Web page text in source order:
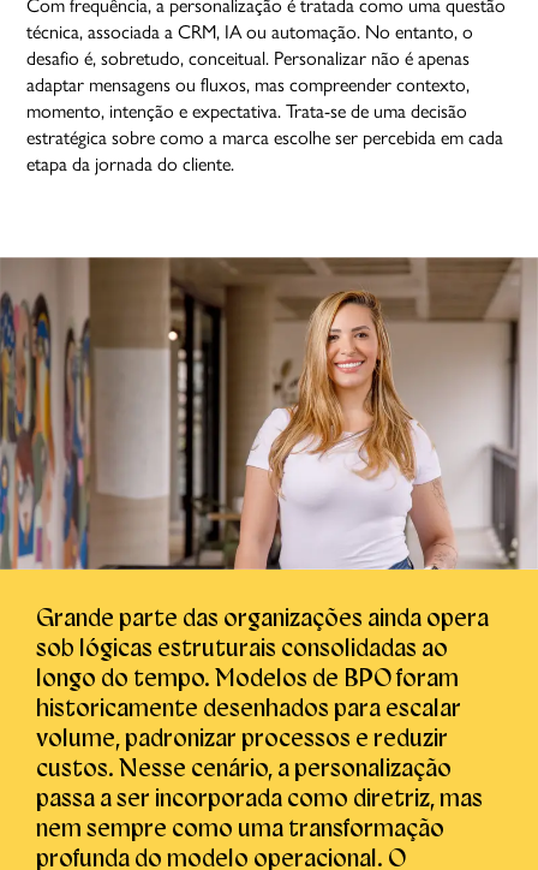
Com frequência, a personalização é tratada como uma questão
técnica, associada a CRM, IA ou automação. No entanto, o
desafio é, sobretudo, conceitual. Personalizar não é apenas
adaptar mensagens ou fluxos, mas compreender contexto,
momento, intenção e expectativa. Trata-se de uma decisão
estratégica sobre como a marca escolhe ser percebida em cada
etapa da jornada do cliente.
Grande parte das organizações ainda opera
sob lógicas estruturais consolidadas ao
longo do tempo. Modelos de BPO foram
historicamente desenhados para escalar
volume, padronizar processos e reduzir
custos. Nesse cenário, a personalização
passa a ser incorporada como diretriz, mas
nem sempre como uma transformação
profunda do modelo operacional. O